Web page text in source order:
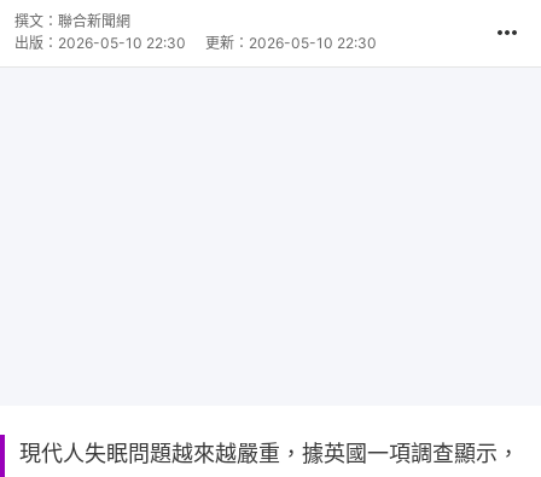
撰文： 聯合新聞網
出版： 2026-05-10 22:30 更新： 2026-05-10 22:30
現代人失眠問題越來越嚴重，據英國一項調查顯示，